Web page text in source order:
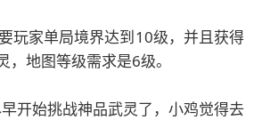
玩家单局境界达到10级，并且获得
，地图等级需求是6级。
开始挑战神品武灵了，小鸡觉得去